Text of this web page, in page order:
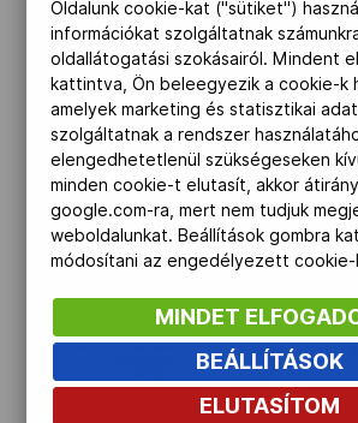
Oldalunk cookie-kat ("sütiket")
információkat szolgáltatnak
oldallátogatási szokásairól. Mindent
kattintva, Ön beleegyezik a cookie-k
amelyek marketing és statisztikai
szolgáltatnak a rendszer
elengedhetetlenül szükségeseken
minden cookie-t elutasít, akkor
google.com-ra, mert nem tudjuk
weboldalunkat. Beállítások gombra
módosítani az engedélyezett cookie-
MINDET
BEÁLLÍTÁSOK
ELUTASÍTOM